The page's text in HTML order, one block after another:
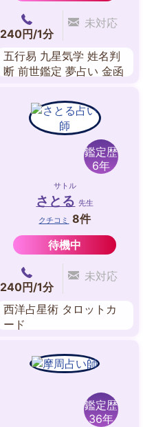
240円/1分
未対応
五行易 九星気学 姓名判
断 前世鑑定 夢占い 金函
鑑定歴
6年
サトル
さとる 先生
クチコミ
8件
待機中
240円/1分
未対応
西洋占星術 タロットカ
ード
鑑定歴
36年